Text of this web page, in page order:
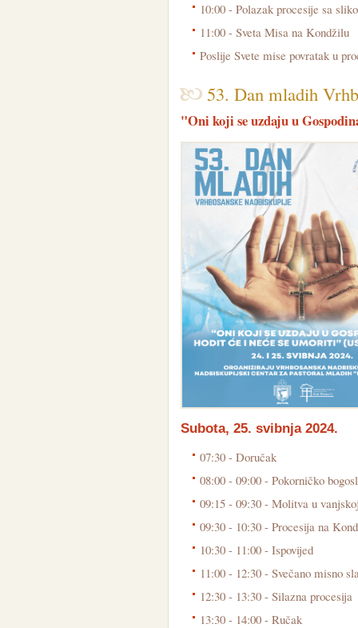
10:00 - Polazak procesije sa
11:00 - Sveta Misa na Kondžilu
Poslije Svete mise povratak u
53. Dan mladih
"Oni koji se uzdaju u
Subota, 25. svibnja 2024.
07:30 - Doručak
08:00 - 09:00 - Pokorničko
09:15 - 09:30 - Molitva u
09:30 - 10:30 - Procesija na
10:30 - 11:00 - Ispovijed
11:00 - 12:30 - Svečano misno
12:30 - 13:30 - Silazna procesija
13:30 - 14:00 - Ručak